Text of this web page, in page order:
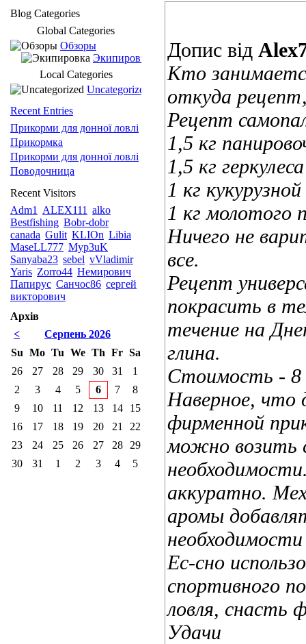
Допис від
Кто
откуда
Рецепт
1,5 кг
1,5 кг
1 кг
1 кг молотого
Ничего не
все.
Рецепт
покрасить в
течение на
глина.
Стоимость - 8
Наверное, что
фирменной
можно возить
аккуратно.
аромы
Ес-сно
спортивного
ловля, снасть
Удачи
Blog Categories
Global Categories
Обзоры
Экипировка
Local Categories
Uncategorized
Recent Entries
Прикорми для донної ловлі
Прикормка
Прикорми для донної ловлі
Поводочница
Recent Visitors
Adm1
ALEX111 alko
Bestfishing Bobr-dobr
canada Gulit KLIOn Libia
MaseLL777 Myp3uK
Sanyaba23 sebel vVladimir
Yaris Zorro44 Немирович
Папирус Санчос86 сергей
викторович
Архів
<
Серпень 2026
Su Mo Tu We Th Fr Sa
26
27 28 29 30 31
1
2
3 4 5 6 7
8
9
10 11 12 13 14
15
16
17 18 19 20 21
22
23
24 25 26 27 28
29
30
31 1 2 3 4 5